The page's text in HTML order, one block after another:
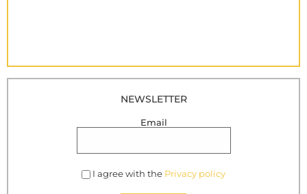
NEWSLETTER
Email
I agree with the Privacy policy